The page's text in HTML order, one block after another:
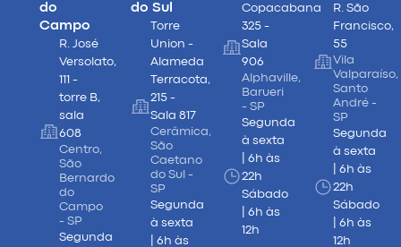
do
Campo
R. José
Versolato,
111 -
torre B,
sala
608
Centro,
São
Bernardo
do
Campo
- SP
Segunda
do Sul
Torre
Union -
Alameda
Terracota,
215 -
Sala 817
Cerâmica,
São
Caetano
do Sul -
SP
Segunda
à sexta
| 6h às
Copacabana
325 -
Sala
906
Alphaville,
Barueri
- SP
Segunda
à sexta
| 6h às
22h
Sábado
| 6h às
12h
R. São
Francisco,
55
Vila
Valparaíso,
Santo
André -
SP
Segunda
à sexta
| 6h às
22h
Sábado
| 6h às
12h